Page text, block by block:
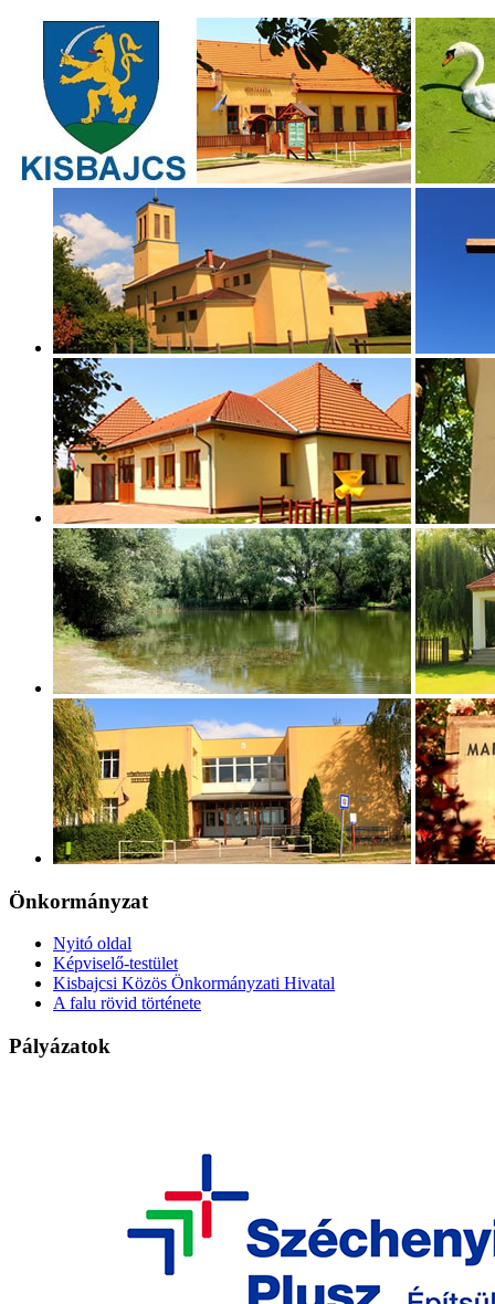
Önkormányzat
Nyitó oldal
Képviselő-testület
Kisbajcsi Közös Önkormányzati Hivatal
A falu rövid története
Pályázatok